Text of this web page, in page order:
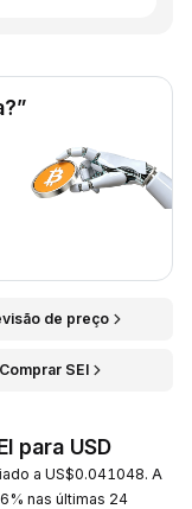
de preço
Comprar SEI
para USD
a US$0.041048. A
nas últimas 24